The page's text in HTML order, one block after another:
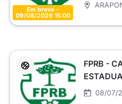
Em breve -
09/08/2026 15:00
FPRB -
08/07/